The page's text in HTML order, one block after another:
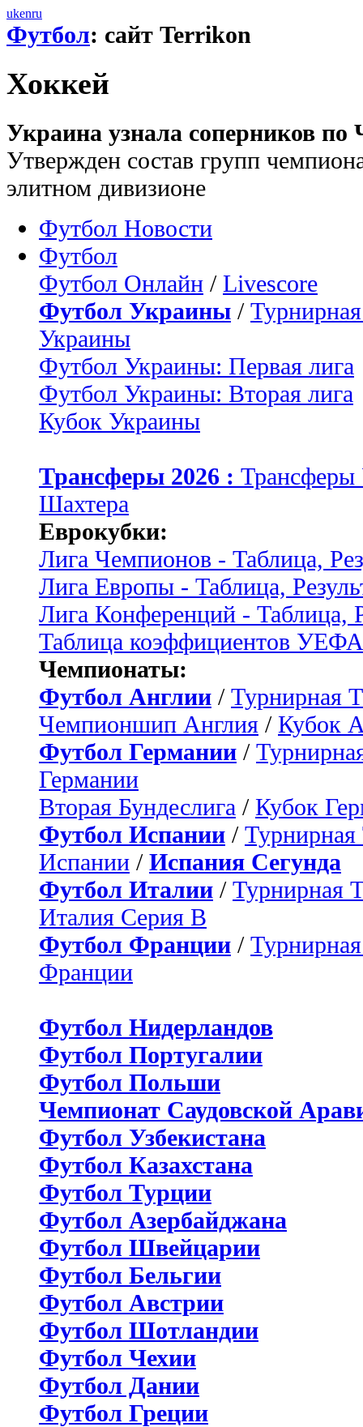
ukenru
Футбол: сайт Terrikon
Хоккей
Украина узнала соперников
Утвержден состав групп
элитном дивизионе
Футбол Новости
Футбол
Футбол Онлайн / Livescore
Футбол Украины /
Украины
Футбол Украины: Первая лига
Футбол Украины: Вторая лига
Кубок Украины
Трансферы 2026 :
Шахтера
Еврокубки:
Лига Чемпионов - Таблица,
Лига Европы - Таблица,
Лига Конференций - Таблица,
Таблица коэффициентов УЕФА
Чемпионаты:
Футбол Англии / Турнирная
Чемпионшип Англия / Кубок
Футбол Германии /
Германии
Вторая Бундеслига / Кубок
Футбол Испании / Турнирная
Испании / Испания Сегунда
Футбол Италии / Турнирная
Италия Серия B
Футбол Франции /
Франции
Футбол Нидерландов
Футбол Португалии
Футбол Польши
Чемпионат Саудовской
Футбол Узбекистана
Футбол Казахстана
Футбол Турции
Футбол Азербайджана
Футбол Швейцарии
Футбол Бельгии
Футбол Австрии
Футбол Шотландии
Футбол Чехии
Футбол Дании
Футбол Греции